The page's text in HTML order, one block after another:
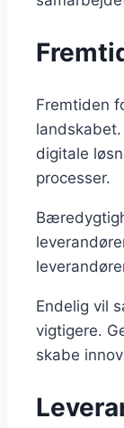
Fremtiden
digitale
processer.
Endelig vil
vigtigere.
skabe